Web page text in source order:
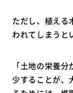
ただし、植える
われてしまうと
「土地の栄養
少することが、